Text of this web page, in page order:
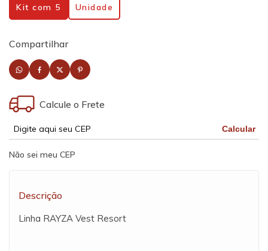
Kit com 5 Unidade
Compartilhar
Calcule o Frete
Calcular
Não sei meu CEP
Descrição
Linha RAYZA Vest Resort